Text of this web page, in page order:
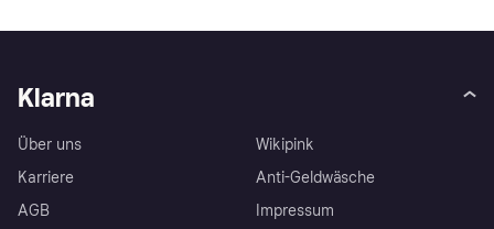
Klarna
Über uns
Karriere
AGB
Wikipink
Anti-Geldwäsche
Impressum